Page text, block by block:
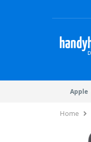
zum
Apple
Home